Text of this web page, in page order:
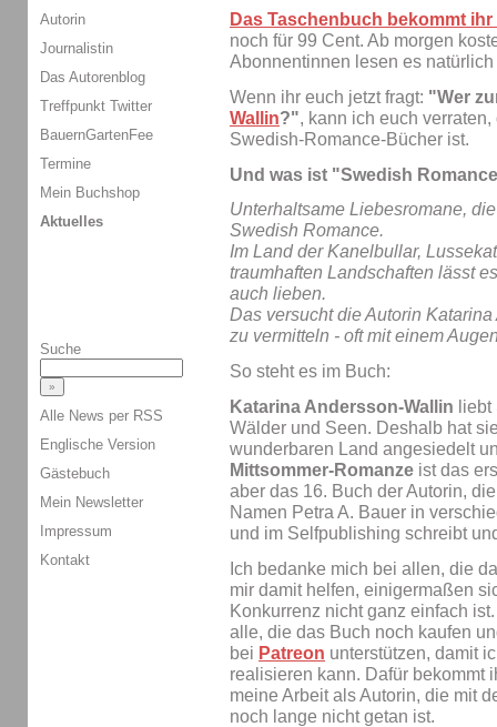
Das Taschenbuch bekommt ihr
noch für 99 Cent. Ab morgen
Abonnentinnen lesen es
Wenn ihr euch jetzt fragt: "Wer
Wallin?", kann ich euch
Swedish-Romance-Bücher ist.
Und was ist "Swedish
Unterhaltsame Liebesromane,
Swedish Romance.
Im Land der Kanelbullar,
traumhaften Landschaften lässt
auch lieben.
Das versucht die Autorin
zu vermitteln - oft mit einem
So steht es im Buch:
Katarina Andersson-Wallin
Wälder und Seen. Deshalb hat
wunderbaren Land angesiedelt
Mittsommer-Romanze ist das
aber das 16. Buch der Autorin,
Namen Petra A. Bauer in
und im Selfpublishing schreibt
Ich bedanke mich bei allen, die
mir damit helfen, einigermaßen
Konkurrenz nicht ganz einfach
alle, die das Buch noch kaufen
bei Patreon unterstützen, damit
realisieren kann. Dafür bekommt
meine Arbeit als Autorin, die mit
noch lange nicht getan ist.
Autorin
Journalistin
Das Autorenblog
Treffpunkt Twitter
BauernGartenFee
Termine
Mein Buchshop
Aktuelles
Suche
Alle News per RSS
Englische Version
Gästebuch
Mein Newsletter
Impressum
Kontakt